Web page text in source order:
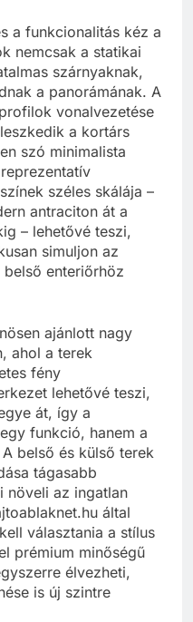
a funkcionalitás kéz a
nemcsak a statikai
szárnyaknak,
a panorámának. A
vonalvezetése
a kortárs
szó minimalista
széles skálája –
antraciton át a
– lehetővé teszi,
simuljon az
enteriőrhöz
ajánlott nagy
ahol a terek
fény
lehetővé teszi,
át, így a
funkció, hanem a
belső és külső terek
tágasabb
növeli az ingatlan
által
választania a stílus
prémium minőségű
élvezheti,
is új szintre